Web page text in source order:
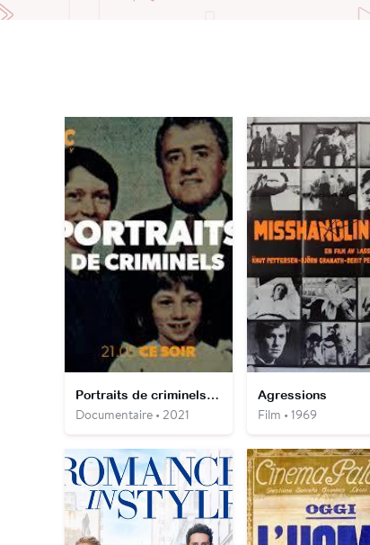
Portraits de criminels - le fils de Sam
Documentaire • 2021
Agressions
Film • 1969